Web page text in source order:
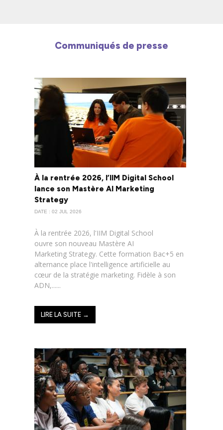
Communiqués de presse
À la rentrée 2026, l’IIM Digital School
lance son Mastère AI Marketing
Strategy
DATE : 02 JUL 2026
À la rentrée 2026, l'IIM Digital School
ouvre son nouveau Mastère AI
Marketing Strategy. Cette formation Bac+5 en
alternance place l'intelligence artificielle au
cœur de la stratégie marketing. Fidèle à son
ADN,......
LIRE LA SUITE →